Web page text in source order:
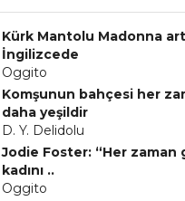
Kürk Mantolu Madonna
İngilizcede
Oggito
Komşunun bahçesi her
daha yeşildir
D. Y. Delidolu
Jodie Foster: “Her zaman
kadını ..
Oggito